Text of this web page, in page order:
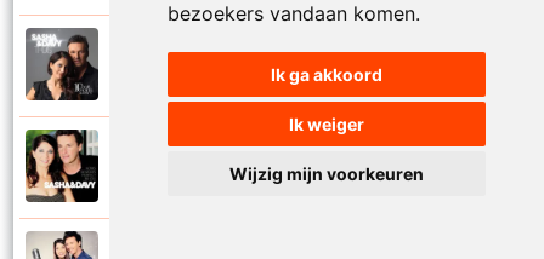
bezoekers vandaan komen.
Ik ga akkoord
Ik weiger
Wijzig mijn voorkeuren
Sasha en Davy
Ik pas gewoon perfect bij jou